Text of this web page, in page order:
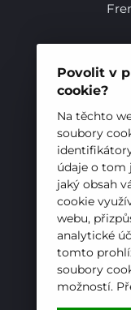
Povolit v
cookie?
Na těchto
soubory
údaje o tom
jaký obsah
cookie
webu,
analytické
tomto
soubory
možností.
E-mail:
Hotelová